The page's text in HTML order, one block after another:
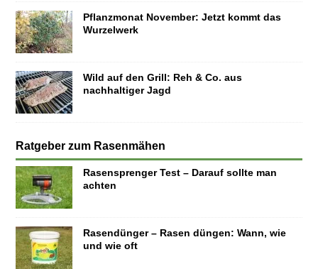
Pflanzmonat November: Jetzt kommt das
Wurzelwerk
Wild auf den Grill: Reh & Co. aus
nachhaltiger Jagd
Ratgeber zum Rasenmähen
Rasensprenger Test – Darauf sollte man
achten
Rasendünger – Rasen düngen: Wann, wie
und wie oft